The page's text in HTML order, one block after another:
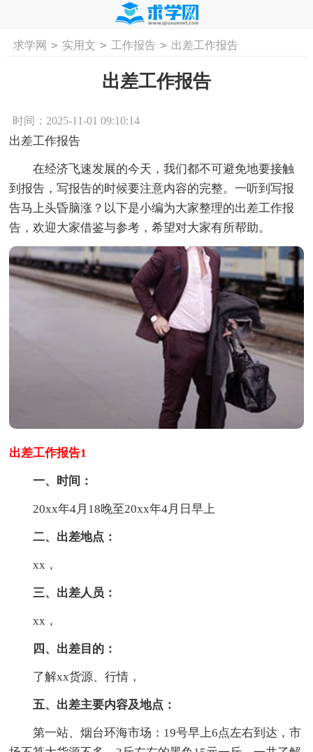
首页 工作计划 活动计划 学习计划
求学网 > 实用文 > 工作报告 > 出差工作报告
出差工作报告
时间：2025-11-01 09:10:14
出差工作报告
在经济飞速发展的今天，我们都不可避免地要接触
到报告，写报告的时候要注意内容的完整。一听到写报
告马上头昏脑涨？以下是小编为大家整理的出差工作报
告，欢迎大家借鉴与参考，希望对大家有所帮助。
出差工作报告1
一、时间：
20xx年4月18晚至20xx年4月日早上
二、出差地点：
xx，
三、出差人员：
xx，
四、出差目的：
了解xx货源、行情，
五、出差主要内容及地点：
第一站、烟台环海市场：19号早上6点左右到达，市